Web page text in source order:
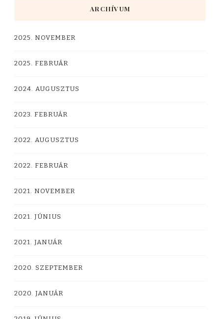
ARCHÍVUM
2025. NOVEMBER
2025. FEBRUÁR
2024. AUGUSZTUS
2023. FEBRUÁR
2022. AUGUSZTUS
2022. FEBRUÁR
2021. NOVEMBER
2021. JÚNIUS
2021. JANUÁR
2020. SZEPTEMBER
2020. JANUÁR